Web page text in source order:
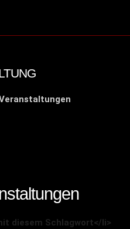
diesem Schlagwort</li>